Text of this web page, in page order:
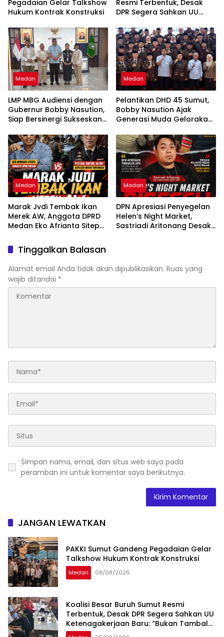
Pegadaian Gelar Talkshow
Hukum Kontrak Konstruksi
Resmi Terbentuk, Desak
DPR Segera Sahkan UU
“Bukan Tambal Sulam, Tapi
Perubahan Total”
Medan
LMP MBG Audiensi dengan
Gubernur Bobby Nasution,
Siap Bersinergi Sukseskan
Gratis di Sumatera Utara
Medan
Pelantikan DHD 45 Sumut,
Bobby Nasution Ajak
Generasi Muda Gelorakan
Medan
Marak Jvdi Tembak Ikan
Merek AW, Anggota DPRD
Medan Eko Afrianta Sitepu
Copot Kapolsek Medan
Tuntungan
Medan
DPN Apresiasi Penyegelan
Helen’s Night Market,
Sastriadi Aritonang Desak
Tinggalkan Balasan
Alamat email Anda tidak akan dipublikasikan. Ruas yang
wajib ditandai *
Simpan nama, email, dan situs web saya pada
peramban ini untuk komentar saya berikutnya.
JANGAN LEWATKAN
PAKKI Sumut Gandeng Pegadaian Gelar
Talkshow Hukum Kontrak Konstruksi
Medan 08/08/2026
Koalisi Besar Buruh Sumut Resmi
Terbentuk, Desak DPR Segera Sahkan UU
Ketenagakerjaan Baru: “Bukan Tambal
Sulam, Tapi Perubahan Total”